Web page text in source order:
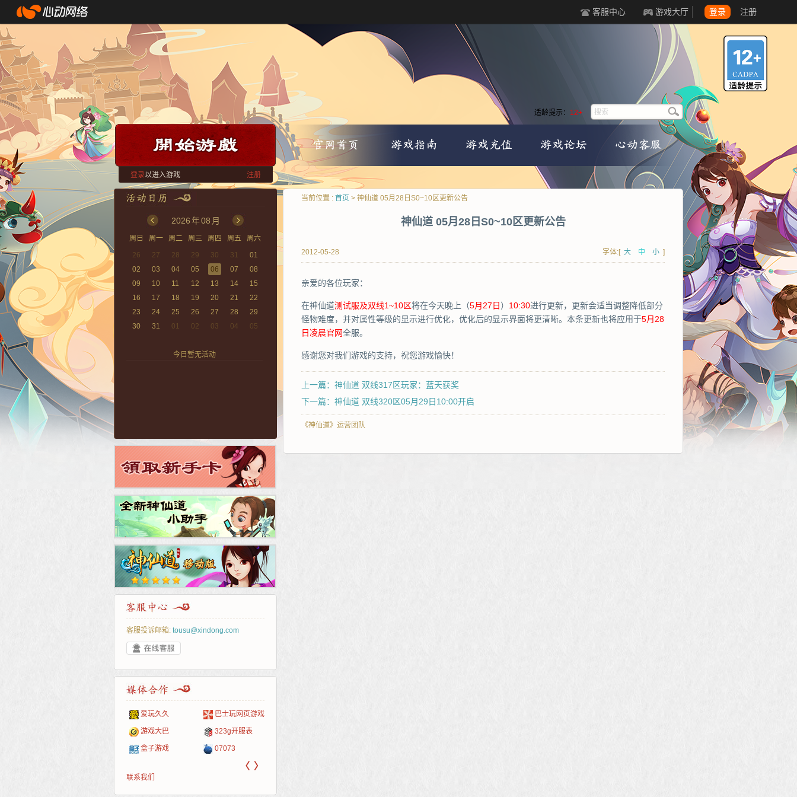
客服中心 游戏大厅 登录 注册
登录以进入游戏 注册
适龄提示： 12+
2026年08 月
周日 周一 周二 周三 周四 周五
周六
26
27 28 29 30 31
01
02
03 04 05 06 07
08
09
10 11 12 13 14
15
16
17 18 19 20 21
22
23
24 25 26 27 28
29
30
31 01 02 03 04 05
今日暂无活动
客服投诉邮箱: tousu@xindong.com
爱玩久久 巴士玩网页游戏
游戏大巴 323g开服表
盒子游戏 07073
〈 〉
联系我们
当前位置 : 首页 > 神仙道 05月28日S0~10区更新公告
神仙道 05月28日S0~10区更新公告
2012-05-28 字体:[ 大 中 小 ]
亲爱的各位玩家：
在神仙道测试服及双线1~10区将在今天晚上（5月27日 ） 10:30进行更新，更新会适当调整降低部分
怪物难度，并对属性等级的显示进行优化，优化后的显示界面将更清晰。本条更新也将应用于5月28
日凌晨官网全服。
感谢您对我们游戏的支持，祝您游戏愉快！
上一篇：神仙道 双线317区玩家：蓝天获奖
下一篇：神仙道 双线320区05月29日10:00开启
《神仙道》运营团队